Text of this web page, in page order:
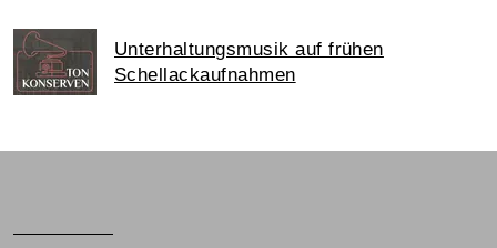
Unterhaltungsmusik auf frühen
Schellackaufnahmen